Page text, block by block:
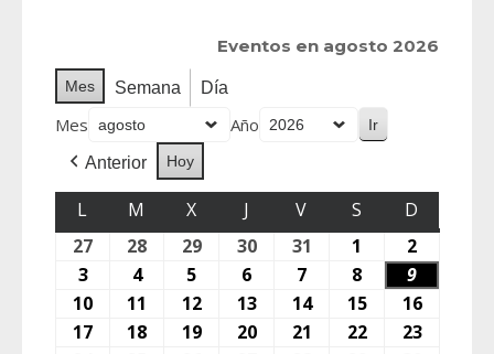
Eventos en agosto 2026
Mes Semana Día
Mes Año
Anterior Hoy
L M X J V S
D
27
28 29 30 31 1
2
3
4 5 6 7 8
9
10
11 12 13 14 15
16
17
18 19 20 21 22
23